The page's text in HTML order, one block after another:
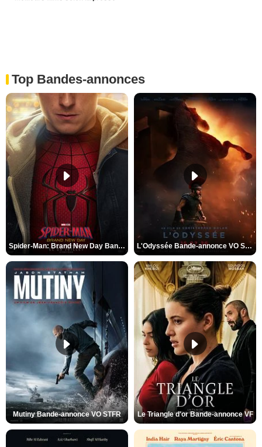
Top Bandes-annonces
Spider-Man: Brand New Day Bande-annonce VO STFR L'Odyssée Bande-annonce VO STFR
Mutiny Bande-annonce VO STFR Le Triangle d'or Bande-annonce VF